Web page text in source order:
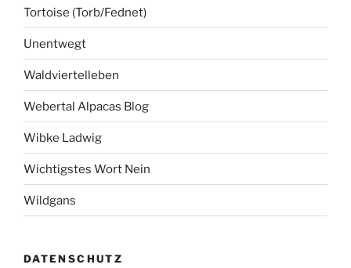
Tortoise (Torb/Fednet)
Unentwegt
Waldviertelleben
Webertal Alpacas Blog
Wibke Ladwig
Wichtigstes Wort Nein
Wildgans
DATENSCHUTZ